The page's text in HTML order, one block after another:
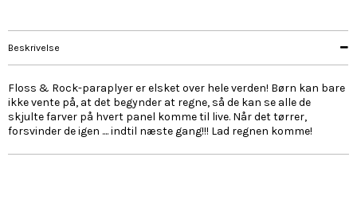
Beskrivelse
Floss & Rock-paraplyer er elsket over hele verden! Børn kan bare
ikke vente på, at det begynder at regne, så de kan se alle de
skjulte farver på hvert panel komme til live. Når det tørrer,
forsvinder de igen .... indtil næste gang!!! Lad regnen komme!